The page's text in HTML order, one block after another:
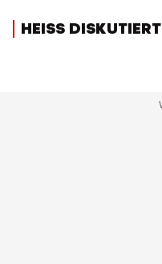
HEISS DISKUTIERT